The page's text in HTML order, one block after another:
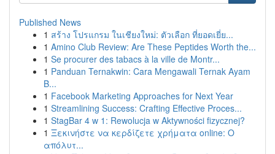
Published News
1 สร้าง โปรแกรม ในเชียงใหม่: ตัวเลือก ที่ยอดเยี่ย...
1 Amino Club Review: Are These Peptides Worth the...
1 Se procurer des tabacs à la ville de Montr...
1 Panduan Ternakwin: Cara Mengawali Ternak Ayam
B...
1 Facebook Marketing Approaches for Next Year
1 Streamlining Success: Crafting Effective Proces...
1 StagBar 4 w 1: Rewolucja w Aktywności fizycznej?
1 Ξεκινήστε να κερδίζετε χρήματα online: Ο
απόλυτ...